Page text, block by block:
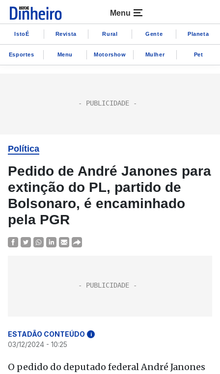
Menu
IstoÉ Revista Rural Gente Planeta
Esportes Menu Motorshow Mulher Pet
Política
Pedido de André Janones para
extinção do PL, partido de
Bolsonaro, é encaminhado
pela PGR
ESTADÃO CONTEÚDO i
03/12/2024 - 10:25
O pedido do deputado federal André Janones